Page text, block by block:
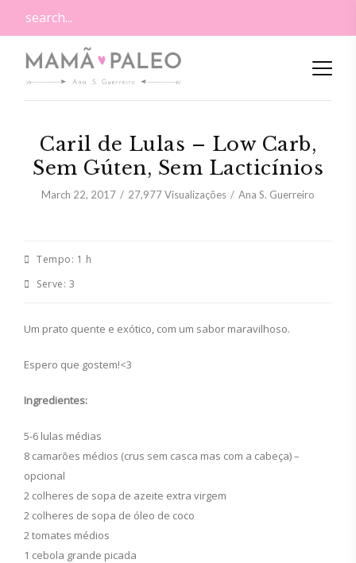
Caril de Lulas – Low Carb,
Sem Gúten, Sem Lacticínios
March 22, 2017 27,977Visualizações Ana S. Guerreiro
Tempo: 1 h
Serve: 3
Um prato quente e exótico, com um sabor maravilhoso.
Espero que gostem!<3
Ingredientes:
5-6 lulas médias
8 camarões médios (crus sem casca mas com a cabeça) –
opcional
2 colheres de sopa de azeite extra virgem
2 colheres de sopa de óleo de coco
2 tomates médios
1 cebola grande picada